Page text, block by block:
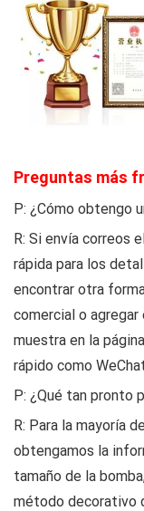
Preguntas más
P: ¿Cómo obtengo
R: Si envía correos
rápida para los
encontrar otra
comercial o
muestra en la
rápido como
P: ¿Qué tan pronto
R: Para la mayoría
obtengamos la
tamaño de la
método decorativo